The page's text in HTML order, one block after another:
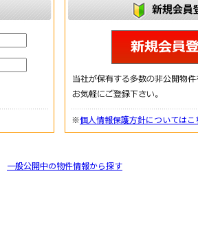
※個人情報保護方針についてはこ
一般公開中の物件情報から探す